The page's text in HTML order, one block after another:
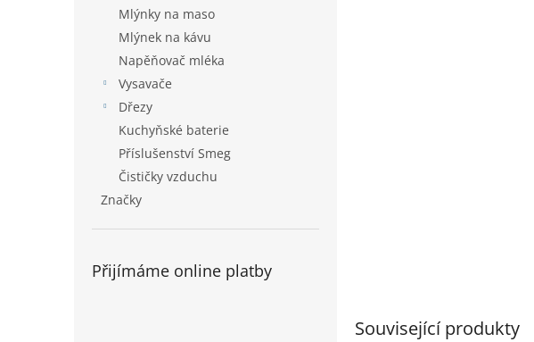
Mlýnky na maso
Mlýnek na kávu
Napěňovač mléka
Vysavače
Dřezy
Kuchyňské baterie
Příslušenství Smeg
Čističky vzduchu
Značky
Přijímáme online platby
Související produkty